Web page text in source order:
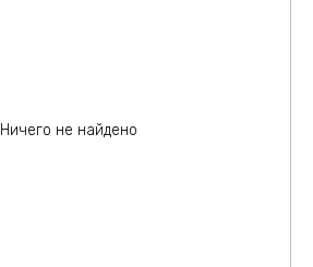
Ничего не найдено